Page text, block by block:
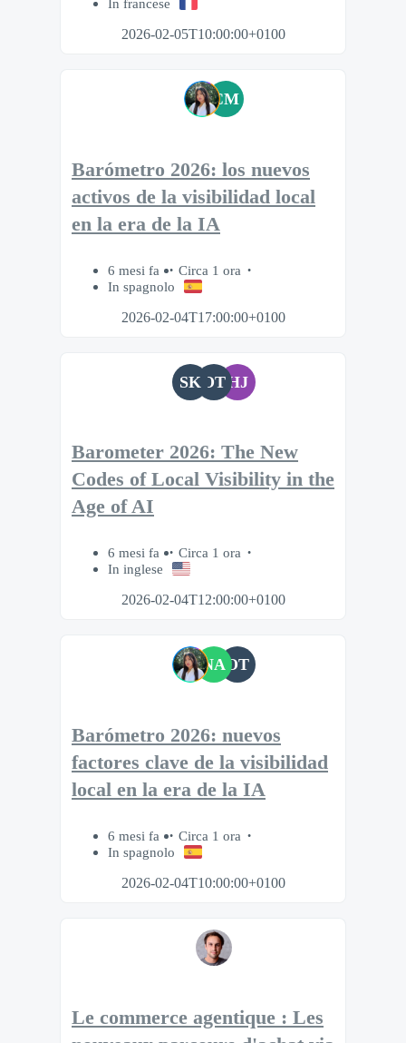
In francese
2026-02-05T10:00:00+0100
CM
Barómetro 2026: los nuevos
activos de la visibilidad local
en la era de la IA
6 mesi fa
Circa 1 ora
In spagnolo
2026-02-04T17:00:00+0100
SK OT HJ
Barometer 2026: The New
Codes of Local Visibility in the
Age of AI
6 mesi fa
Circa 1 ora
In inglese
2026-02-04T12:00:00+0100
NA OT
Barómetro 2026: nuevos
factores clave de la visibilidad
local en la era de la IA
6 mesi fa
Circa 1 ora
In spagnolo
2026-02-04T10:00:00+0100
Le commerce agentique : Les